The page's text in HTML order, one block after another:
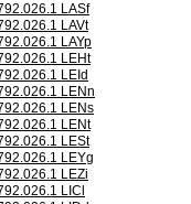
LASf
LAVt
LAYp
LEHt
LEId
LENn
LENs
LENt
LESt
LEYg
LEZi
LICl